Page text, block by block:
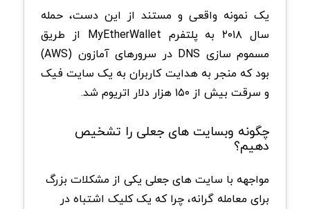
یک نمونه واقعی و مستند از این دست، حمله
سال ۲۰۱۸ به پلتفرم MyEtherWallet از طریق
مسموم سازی DNS در سرورهای آمازون (AWS)
بود که منجر به هدایت کاربران به یک سایت فیک
و سرقت بیش از ۱۵۰ هزار دلار اتریوم شد.
چگونه وبسایت های جعلی را تشخیص
دهیم؟
مواجهه با سایت های جعلی یکی از مشکلات بزرگ
برای معامله گرانه، چرا که یک کلیک اشتباه در